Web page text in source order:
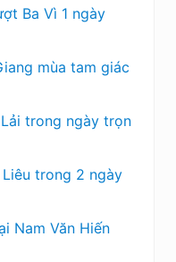
Ba Vì 1 ngày
mùa tam giác
trong ngày trọn
trong 2 ngày
Nam Văn Hiến